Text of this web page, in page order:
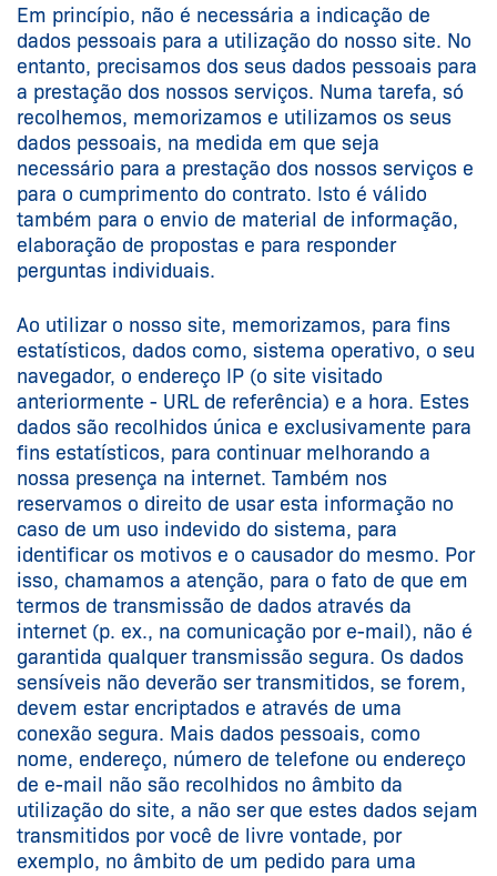
Em princípio, não é necessária a indicação de
dados pessoais para a utilização do nosso site. No
entanto, precisamos dos seus dados pessoais para
a prestação dos nossos serviços. Numa tarefa, só
recolhemos, memorizamos e utilizamos os seus
dados pessoais, na medida em que seja
necessário para a prestação dos nossos serviços e
para o cumprimento do contrato. Isto é válido
também para o envio de material de informação,
elaboração de propostas e para responder
perguntas individuais.
Ao utilizar o nosso site, memorizamos, para fins
estatísticos, dados como, sistema operativo, o seu
navegador, o endereço IP (o site visitado
anteriormente - URL de referência) e a hora. Estes
dados são recolhidos única e exclusivamente para
fins estatísticos, para continuar melhorando a
nossa presença na internet. Também nos
reservamos o direito de usar esta informação no
caso de um uso indevido do sistema, para
identificar os motivos e o causador do mesmo. Por
isso, chamamos a atenção, para o fato de que em
termos de transmissão de dados através da
internet (p. ex., na comunicação por e-mail), não é
garantida qualquer transmissão segura. Os dados
sensíveis não deverão ser transmitidos, se forem,
devem estar encriptados e através de uma
conexão segura. Mais dados pessoais, como
nome, endereço, número de telefone ou endereço
de e-mail não são recolhidos no âmbito da
utilização do site, a não ser que estes dados sejam
transmitidos por você de livre vontade, por
exemplo, no âmbito de um pedido para uma